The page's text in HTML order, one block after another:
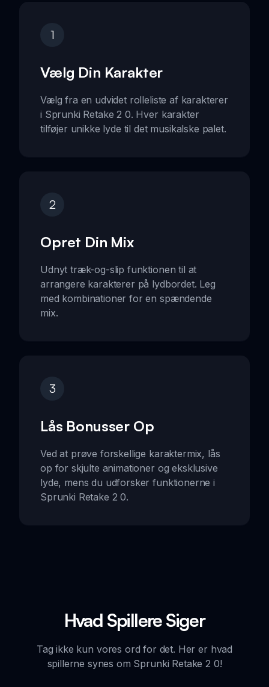
1
Vælg Din Karakter
Vælg fra en udvidet rolleliste af karakterer
i Sprunki Retake 2 0. Hver karakter
tilføjer unikke lyde til det musikalske palet.
2
Opret Din Mix
Udnyt træk-og-slip funktionen til at
arrangere karakterer på lydbordet. Leg
med kombinationer for en spændende
mix.
3
Lås Bonusser Op
Ved at prøve forskellige karaktermix, lås
op for skjulte animationer og eksklusive
lyde, mens du udforsker funktionerne i
Sprunki Retake 2 0.
Hvad Spillere Siger
Tag ikke kun vores ord for det. Her er hvad
spillerne synes om Sprunki Retake 2 0!